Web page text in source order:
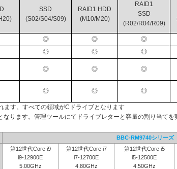
SSD
(S02/S04/S09)
RAID1 HDD
(M10/M20)
RAID1
SSD
(R02/R04/R09)
◎ ◎ ◎
◎ ◎ ◎
◎ ◎ ◎
◎ ◎ ◎
す。すべての領域がCドライブとなります
ります。管理ツールにてドライブレターと容量の割り当てを
BBC-RM9740シリーズ
第12世代Core i9
i9-12900E
5.00GHz
第12世代Core i7
i7-12700E
4.80GHz
第12世代Core i5
i5-12500E
4.50GHz